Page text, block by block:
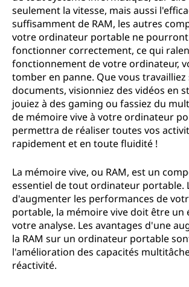
seulement la vitesse, mais aussi
suffisamment de RAM, les autres
votre ordinateur portable ne pourront
fonctionner correctement, ce qui
fonctionnement de votre ordinateur,
tomber en panne. Que vous travailliez
documents, visionniez des vidéos en
jouiez à des gaming ou fassiez du
de mémoire vive à votre ordinateur
permettra de réaliser toutes vos
rapidement et en toute fluidité !
La mémoire vive, ou RAM, est un
essentiel de tout ordinateur portable.
d'augmenter les performances de
portable, la mémoire vive doit être un
votre analyse. Les avantages d'une
la RAM sur un ordinateur portable
l'amélioration des capacités
réactivité.